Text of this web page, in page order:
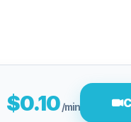
$0.10/min